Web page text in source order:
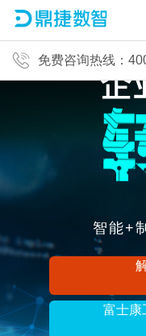
免费咨询热线：
智能+
富士康